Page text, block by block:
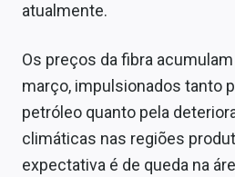
atualmente.
Os preços da fibra
março, impulsionados tanto
petróleo quanto pela
climáticas nas regiões
expectativa é de queda na